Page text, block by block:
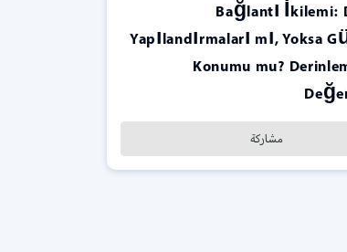
2026 Bağlantı İkilemi:
Yapılandırmaları mı, Yoksa
Konumu mu?
مشاركة